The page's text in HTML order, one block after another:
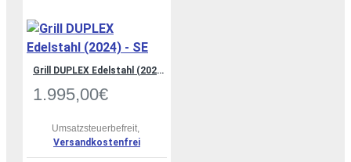
Grill DUPLEX Edelstahl (2024) - SE
1.995,00€
Umsatzsteuerbefreit,
Versandkostenfrei